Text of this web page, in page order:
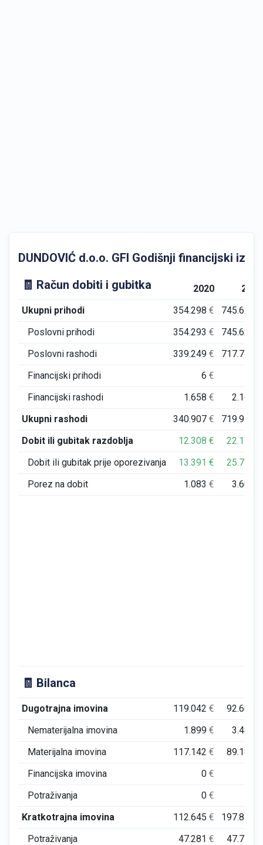
DUNDOVIĆ d.o.o. GFI Godišnji financijski
🧾 Račun dobiti i gubitka
2020
2021
Ukupni prihodi
354.298€ 745.626
Poslovni prihodi
354.293€ 745.621
Poslovni rashodi
339.249€ 717.744
Financijski prihodi
6€
Financijski rashodi
1.658€ 2.168
Ukupni rashodi
340.907€ 719.911
Dobit ili gubitak razdoblja
12.308€ 22.115
Dobit ili gubitak prije oporezivanja
13.391€ 25.715
Porez na dobit
1.083€ 3.600
🧾 Bilanca
Dugotrajna imovina 119.042€ 92.663
Nematerijalna imovina
1.899€ 3.482
Materijalna imovina
117.142€ 89.181
Financijska imovina
0€
Potraživanja
0€
Kratkotrajna imovina
112.645€ 197.844
Potraživanja
47.281€ 47.759